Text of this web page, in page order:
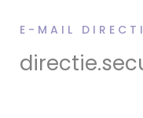
E-MAIL